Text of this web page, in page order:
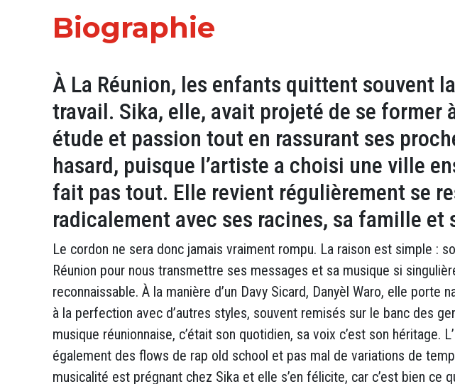
Biographie
À La Réunion, les enfants quittent souvent
travail. Sika, elle, avait projeté de se
étude et passion tout en rassurant ses
hasard, puisque l’artiste a choisi une ville
fait pas tout. Elle revient régulièrement se
radicalement avec ses racines, sa famille et
Le cordon ne sera donc jamais vraiment rompu. La raison est simple :
Réunion pour nous transmettre ses messages et sa musique si
reconnaissable. À la manière d’un Davy Sicard, Danyèl Waro, elle
à la perfection avec d’autres styles, souvent remisés sur le banc des
musique réunionnaise, c’était son quotidien, sa voix c’est son héritage.
également des flows de rap old school et pas mal de variations de
musicalité est prégnant chez Sika et elle s’en félicite, car c’est bien ce